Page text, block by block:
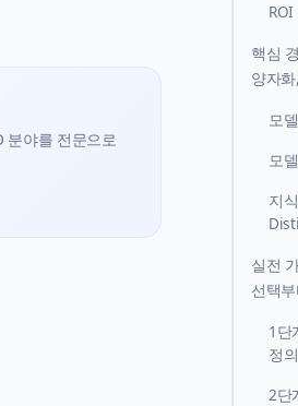
분야를 전문으로
핵심
양자
모
모
지
실전
선택
1단
정
2단